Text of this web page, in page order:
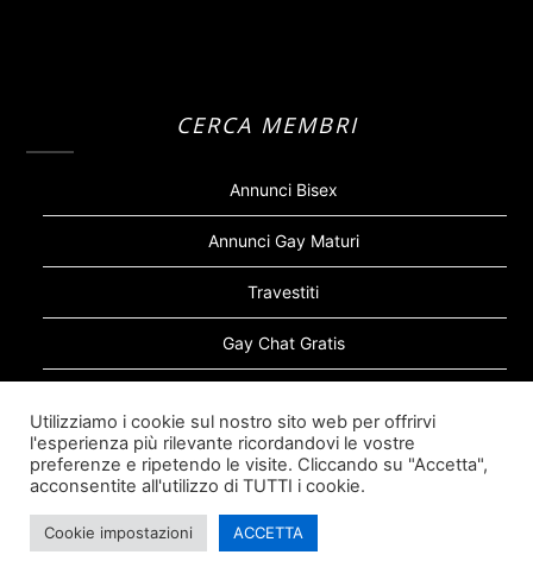
CERCA MEMBRI
Annunci Bisex
Annunci Gay Maturi
Travestiti
Gay Chat Gratis
Sugar Daddy Gay
©2026 Siti Incontri Gay
Utilizziamo i cookie sul nostro sito web per offrirvi
l'esperienza più rilevante ricordandovi le vostre
preferenze e ripetendo le visite. Cliccando su "Accetta",
acconsentite all'utilizzo di TUTTI i cookie.
Cookie impostazioni ACCETTA